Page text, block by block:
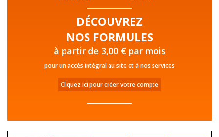
DÉCOUVREZ
NOS FORMULES
à partir de 3,00 € par mois
pour un accès intégral au site et à nos services
Cliquez ici pour créer votre compte